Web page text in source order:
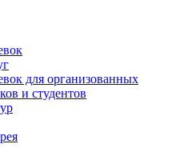
для организованных
и студентов